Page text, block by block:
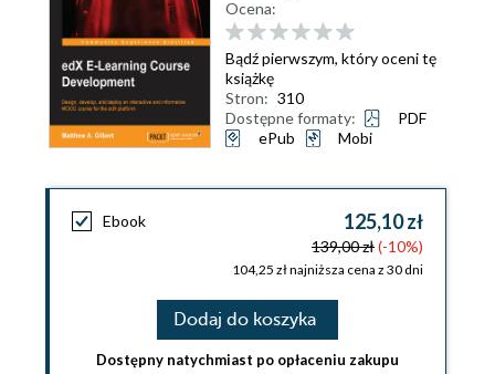
Ocena:
Bądź pierwszym, który oceni tę
książkę
Stron: 310
Dostępne formaty:
PDF
ePub
Mobi
Ebook 125,10 zł
139,00 zł(-10%)
104,25 zł najniższa cena z 30 dni
Dodaj do koszyka
Dostępny natychmiast po opłaceniu zakupu